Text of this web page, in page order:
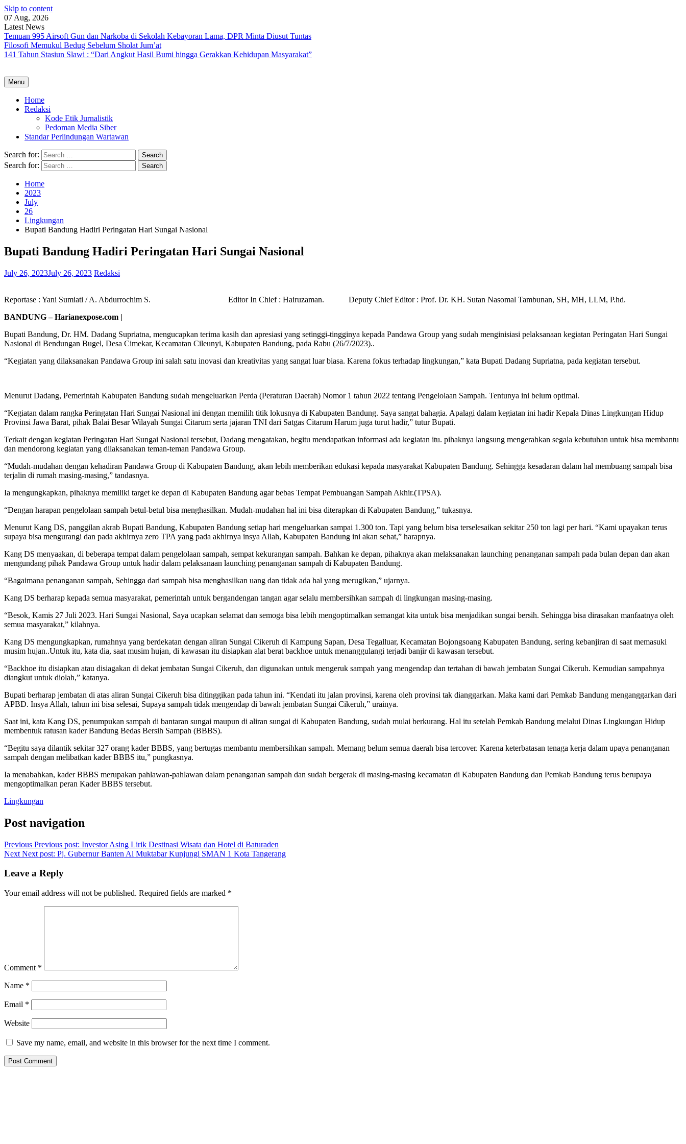
Skip to content
07 Aug, 2026
Latest News
Temuan 995 Airsoft Gun dan Narkoba di Sekolah Kebayoran Lama, DPR Minta Diusut Tuntas
Filosofi Memukul Bedug Sebelum Sholat Jum’at
141 Tahun Stasiun Slawi : “Dari Angkut Hasil Bumi hingga Gerakkan Kehidupan Masyarakat”
Menu
Home
Redaksi
Kode Etik Jurnalistik
Pedoman Media Siber
Standar Perlindungan Wartawan
Search for:
Search for:
Home
2023
July
26
Lingkungan
Bupati Bandung Hadiri Peringatan Hari Sungai Nasional
Bupati Bandung Hadiri Peringatan Hari Sungai Nasional
July 26, 2023July 26, 2023 Redaksi
Reportase : Yani Sumiati / A. Abdurrochim S. Editor In Chief : Hairuzaman. Deputy Chief Editor : Prof. Dr. KH. Sutan Nasomal Tambunan, SH, MH, LLM, P.hd.
BANDUNG – Harianexpose.com |
Bupati Bandung, Dr. HM. Dadang Supriatna, mengucapkan terima kasih dan apresiasi yang setinggi-tingginya kepada Pandawa Group yang sudah menginisiasi pelaksanaan kegiatan Peringatan Hari Sungai
Nasional di Bendungan Bugel, Desa Cimekar, Kecamatan Cileunyi, Kabupaten Bandung, pada Rabu (26/7/2023)..
“Kegiatan yang dilaksanakan Pandawa Group ini salah satu inovasi dan kreativitas yang sangat luar biasa. Karena fokus terhadap lingkungan,” kata Bupati Dadang Supriatna, pada kegiatan tersebut.
Menurut Dadang, Pemerintah Kabupaten Bandung sudah mengeluarkan Perda (Peraturan Daerah) Nomor 1 tahun 2022 tentang Pengelolaan Sampah. Tentunya ini belum optimal.
“Kegiatan dalam rangka Peringatan Hari Sungai Nasional ini dengan memilih titik lokusnya di Kabupaten Bandung. Saya sangat bahagia. Apalagi dalam kegiatan ini hadir Kepala Dinas Lingkungan Hidup
Provinsi Jawa Barat, pihak Balai Besar Wilayah Sungai Citarum serta jajaran TNI dari Satgas Citarum Harum juga turut hadir,” tutur Bupati.
Terkait dengan kegiatan Peringatan Hari Sungai Nasional tersebut, Dadang mengatakan, begitu mendapatkan informasi ada kegiatan itu. pihaknya langsung mengerahkan segala kebutuhan untuk bisa membantu
dan mendorong kegiatan yang dilaksanakan teman-teman Pandawa Group.
“Mudah-mudahan dengan kehadiran Pandawa Group di Kabupaten Bandung, akan lebih memberikan edukasi kepada masyarakat Kabupaten Bandung. Sehingga kesadaran dalam hal membuang sampah bisa
terjalin di rumah masing-masing,” tandasnya.
Ia mengungkapkan, pihaknya memiliki target ke depan di Kabupaten Bandung agar bebas Tempat Pembuangan Sampah Akhir.(TPSA).
“Dengan harapan pengelolaan sampah betul-betul bisa menghasilkan. Mudah-mudahan hal ini bisa diterapkan di Kabupaten Bandung,” tukasnya.
Menurut Kang DS, panggilan akrab Bupati Bandung, Kabupaten Bandung setiap hari mengeluarkan sampai 1.300 ton. Tapi yang belum bisa terselesaikan sekitar 250 ton lagi per hari. “Kami upayakan terus
supaya bisa mengurangi dan pada akhirnya zero TPA yang pada akhirnya insya Allah, Kabupaten Bandung ini akan sehat,” harapnya.
Kang DS menyaakan, di beberapa tempat dalam pengelolaan sampah, sempat kekurangan sampah. Bahkan ke depan, pihaknya akan melaksanakan launching penanganan sampah pada bulan depan dan akan
mengundang pihak Pandawa Group untuk hadir dalam pelaksanaan launching penanganan sampah di Kabupaten Bandung.
“Bagaimana penanganan sampah, Sehingga dari sampah bisa menghasilkan uang dan tidak ada hal yang merugikan,” ujarnya.
Kang DS berharap kepada semua masyarakat, pemerintah untuk bergandengan tangan agar selalu membersihkan sampah di lingkungan masing-masing.
“Besok, Kamis 27 Juli 2023. Hari Sungai Nasional, Saya ucapkan selamat dan semoga bisa lebih mengoptimalkan semangat kita untuk bisa menjadikan sungai bersih. Sehingga bisa dirasakan manfaatnya oleh
semua masyarakat,” kilahnya.
Kang DS mengungkapkan, rumahnya yang berdekatan dengan aliran Sungai Cikeruh di Kampung Sapan, Desa Tegalluar, Kecamatan Bojongsoang Kabupaten Bandung, sering kebanjiran di saat memasuki
musim hujan..Untuk itu, kata dia, saat musim hujan, di kawasan itu disiapkan alat berat backhoe untuk menanggulangi terjadi banjir di kawasan tersebut.
“Backhoe itu disiapkan atau disiagakan di dekat jembatan Sungai Cikeruh, dan digunakan untuk mengeruk sampah yang mengendap dan tertahan di bawah jembatan Sungai Cikeruh. Kemudian sampahnya
diangkut untuk diolah,” katanya.
Bupati berharap jembatan di atas aliran Sungai Cikeruh bisa ditinggikan pada tahun ini. “Kendati itu jalan provinsi, karena oleh provinsi tak dianggarkan. Maka kami dari Pemkab Bandung menganggarkan dari
APBD. Insya Allah, tahun ini bisa selesai, Supaya sampah tidak mengendap di bawah jembatan Sungai Cikeruh,” urainya.
Saat ini, kata Kang DS, penumpukan sampah di bantaran sungai maupun di aliran sungai di Kabupaten Bandung, sudah mulai berkurang. Hal itu setelah Pemkab Bandung melalui Dinas Lingkungan Hidup
membentuk ratusan kader Bandung Bedas Bersih Sampah (BBBS).
“Begitu saya dilantik sekitar 327 orang kader BBBS, yang bertugas membantu membersihkan sampah. Memang belum semua daerah bisa tercover. Karena keterbatasan tenaga kerja dalam upaya penanganan
sampah dengan melibatkan kader BBBS itu,” pungkasnya.
Ia menabahkan, kader BBBS merupakan pahlawan-pahlawan dalam penanganan sampah dan sudah bergerak di masing-masing kecamatan di Kabupaten Bandung dan Pemkab Bandung terus berupaya
mengoptimalkan peran Kader BBBS tersebut.
Lingkungan
Post navigation
Previous Previous post: Investor Asing Lirik Destinasi Wisata dan Hotel di Baturaden
Next Next post: Pj. Gubernur Banten Al Muktabar Kunjungi SMAN 1 Kota Tangerang
Leave a Reply
Your email address will not be published. Required fields are marked *
Comment *
Name *
Email *
Website
Save my name, email, and website in this browser for the next time I comment.